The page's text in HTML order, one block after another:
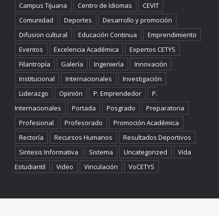
Campus Tijuana
Centro de Idiomas
CEVIT
Comunidad
Deportes
Desarrollo y promoción
Difusion cultural
Educación Continua
Emprendimiento
Eventos
Excelencia Académica
Expertos CETYS
Filantropía
Galería Ingeniería
Innovación
Institucional
Internacionales
Investigación
Liderazgo
Opinión P. Emprendedor
P.
Internacionales
Portada Posgrado
Preparatoria
Profesional
Profesorado
Promoción Académica
Rectoría
Recursos Humanos
Resultados Deportivos
Sintesis Informativa
Sistema Uncategorized
Vida
Estudiantil
Video Vinculación VoCETYS